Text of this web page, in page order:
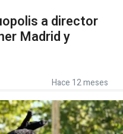
a director
Madrid y
Hace 12 meses